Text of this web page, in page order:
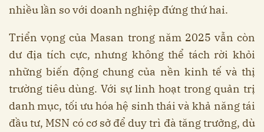
nhiều lần so với doanh nghiệp đứng thứ hai.
Triển vọng của Masan trong năm 2025 vẫn còn
dư địa tích cực, nhưng không thể tách rời khỏi
những biến động chung của nền kinh tế và thị
trường tiêu dùng. Với sự linh hoạt trong quản trị
danh mục, tối ưu hóa hệ sinh thái và khả năng tái
đầu tư, MSN có cơ sở để duy trì đà tăng trưởng, dù